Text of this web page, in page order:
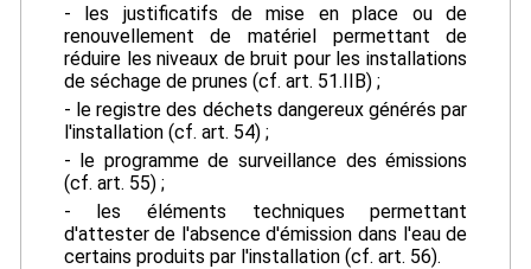
- les justificatifs de mise en place ou de
renouvellement de matériel permettant de
réduire les niveaux de bruit pour les installations
de séchage de prunes (cf. art. 51.IIB) ;
- le registre des déchets dangereux générés par
l'installation (cf. art. 54) ;
- le programme de surveillance des émissions
(cf. art. 55) ;
- les éléments techniques permettant
d'attester de l'absence d'émission dans l'eau de
certains produits par l'installation (cf. art. 56).